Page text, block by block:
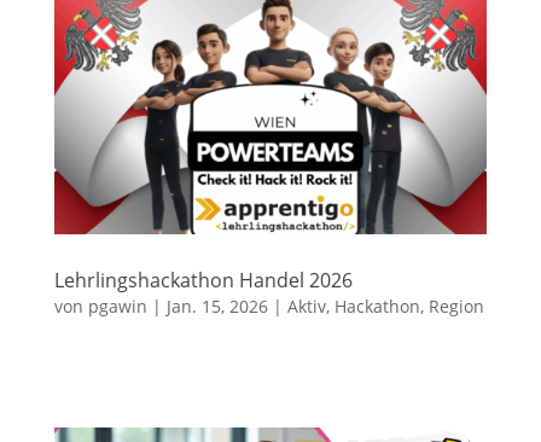
Lehrlingshackathon Handel 2026
von pgawin | Jan. 15, 2026| Aktiv, Hackathon, Region